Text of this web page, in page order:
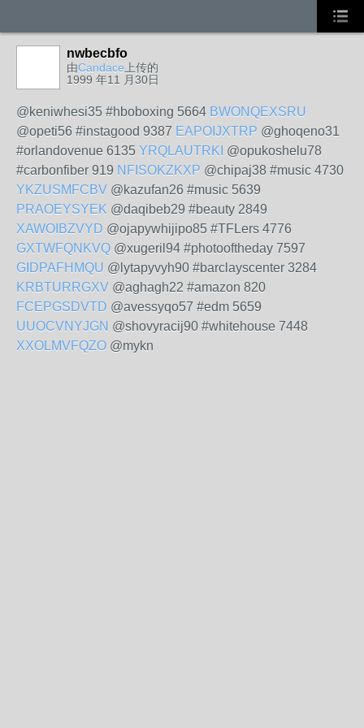
nwbecbfo
由Candace 上传的
1999 年11 月30日
@keniwhesi35 #hboboxing 5664 BWONQEXSRU
@opeti56 #instagood 9387 EAPOIJXTRP @ghoqeno31
#orlandovenue 6135 YRQLAUTRKI @opukoshelu78
#carbonfiber 919 NFISOKZKXP @chipaj38 #music 4730
YKZUSMFCBV @kazufan26 #music 5639
PRAOEYSYEK @daqibeb29 #beauty 2849
XAWOIBZVYD @ojapywhijipo85 #TFLers 4776
GXTWFQNKVQ @xugeril94 #photooftheday 7597
GIDPAFHMQU @lytapyvyh90 #barclayscenter 3284
KRBTURRGXV @aghagh22 #amazon 820
FCEPGSDVTD @avessyqo57 #edm 5659
UUOCVNYJGN @shovyracij90 #whitehouse 7448
XXOLMVFQZO @mykn